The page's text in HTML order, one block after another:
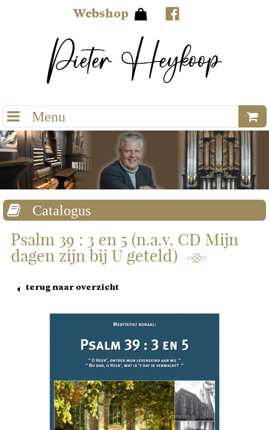
Webshop
Psalm 39 : 3 en 5 (n.a.v. CD Mijn
dagen zijn bij U geteld)
terug naar overzicht